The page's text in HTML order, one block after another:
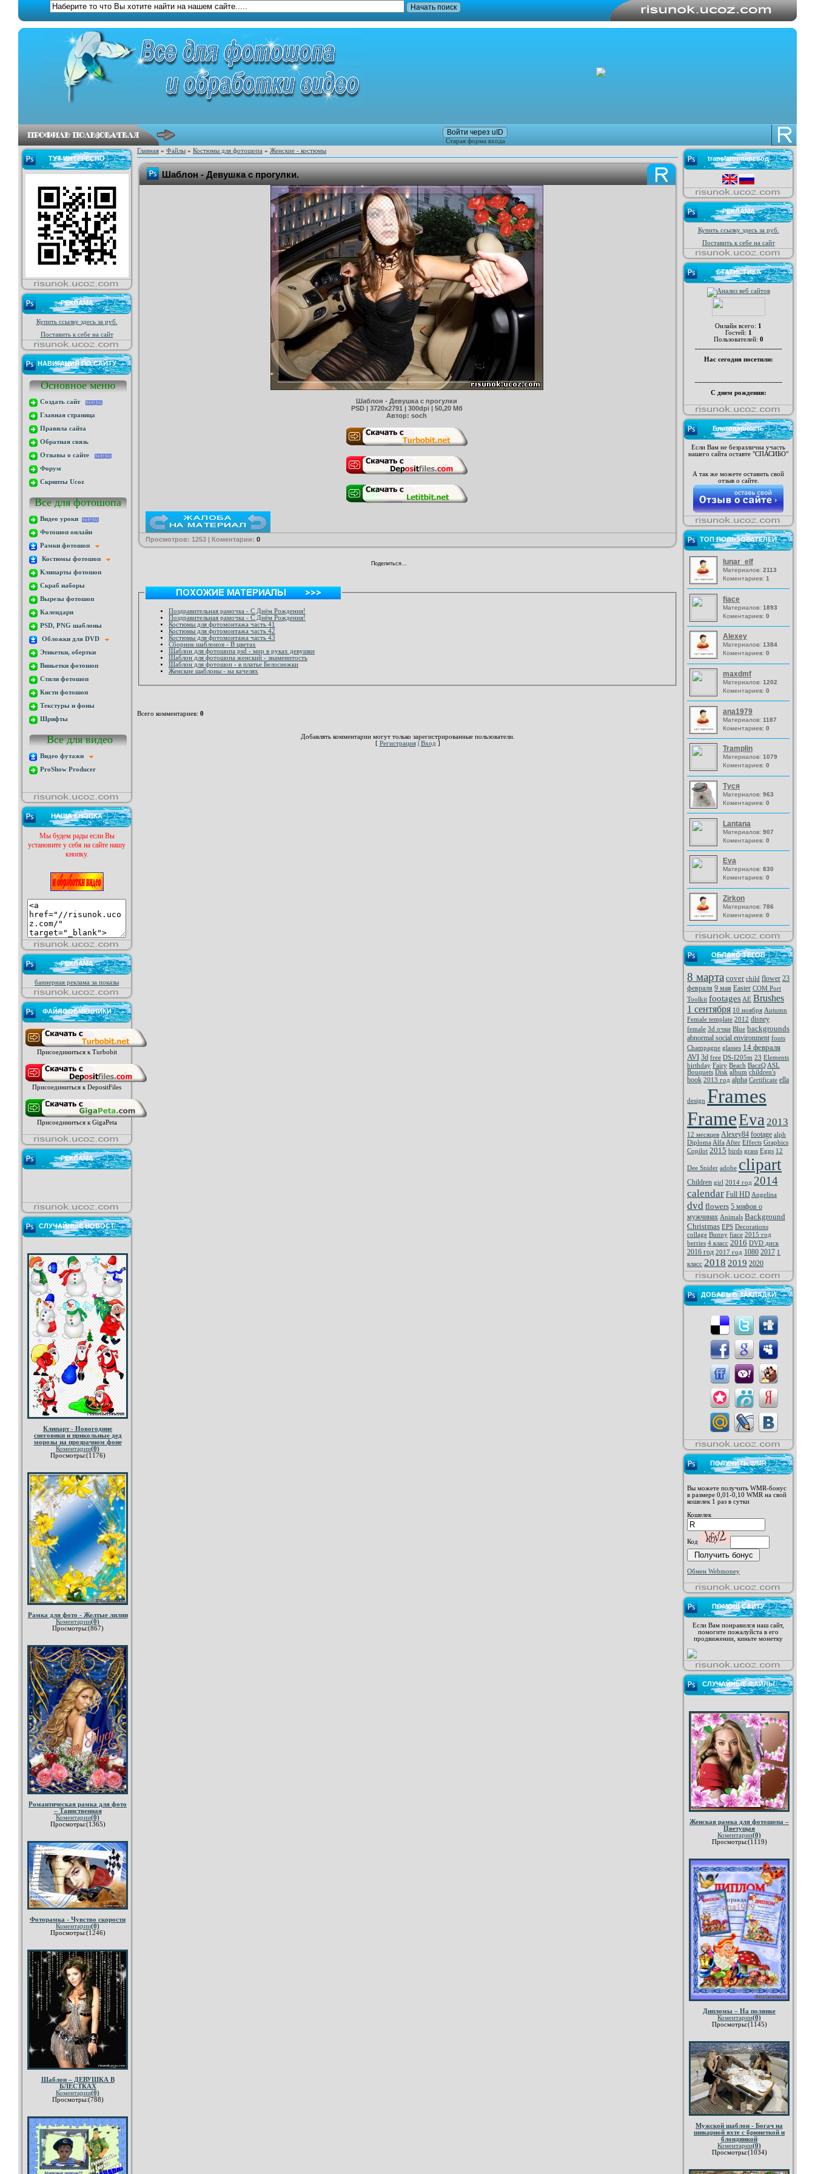
Войти через uID
Старая форма входа
ТУТ ИНТЕРЕСНО
РЕКЛАМА
Купить ссылку здесь за руб.
Поставить к себе на сайт
НАВИГАЦИЯ ПО САЙТУ
Основное меню
Создать сайт
Главная страница
Правила сайта
Обратная связь
Отзывы о сайте
Форум
Скрипты Ucoz
Все для фотошопа
Видео уроки
Фотошоп онлайн
Рамки фотошоп
Костюмы фотошоп
Клипарты фотошоп
Скраб наборы
Вырезы фотошоп
Календари
PSD, PNG шаблоны
Обложки для DVD
Этикетки, обертки
Виньетки фотошоп
Стили фотошоп
Кисти фотошоп
Текстуры и фоны
Шрифты
Все для видео
Видео футажи
ProShow Producer
НАША КНОПКА
Мы будем рады если Вы
установите у себя на сайте нашу
кнопку.
РЕКЛАМА
баннерная реклама за показы
ФАЙЛООБМЕННИКИ
Присоединиться к Turbobit
Присоединиться к DepositFiles
Присоединиться к GigaPeta
РЕКЛАМА
СЛУЧАЙНЫЕ НОВОСТ
Клипарт - Новогодние
снеговики и прикольные дед
морозы на прозрачном фоне
Коментарии(0)
Просмотры:(1176)
Рамка для фото - Желтые лилии
Коментарии(0)
Просмотры:(867)
Романтическая рамка для фото
– Таинственная
Коментарии(0)
Просмотры:(1365)
Фоторамка - Чувство скорости
Коментарии(0)
Просмотры:(1246)
Шаблон – ДЕВУШКА В
БЛЁСТКАХ
Коментарии(0)
Просмотры:(788)
Главная » Файлы » Костюмы для фотошопа » Женские - костюмы
Шаблон - Девушка с прогулки.
Шаблон - Девушка с прогулки
PSD | 3720x2791 | 300dpi | 50,20 Мб
Автор: soch
Просмотров: 1253 | Коментарии: 0
Поделиться…
Поздравительная рамочка - С Днём Рождения!
Поздравительная рамочка - С Днём Рождения!
Костюмы для фотомонтажа часть 41
Костюмы для фотомонтажа часть 42
Костюмы для фотомонтажа часть 43
Сборник шаблонов - В цветах
Шаблон для фотошопа psd - мир в руках девушки
Шаблон для фотошопа женский - знаменитость
Шаблон для фотошоп - в платье Белоснежки
Женские шаблоны - на качелях
Всего комментариев: 0
Добавлять комментарии могут только зарегистрированные пользователи.
[ Регистрация| Вход ]
translator/перевод
РЕКЛАМА
Купить ссылку здесь за руб.
Поставить к себе на сайт
СТАТИСТИКА
Онлайн всего: 1
Гостей: 1
Пользователей: 0
Нас сегодня посетили:
С днем рождения:
Благодарность
Если Вам не безразлична участь
нашего сайта оставте "СПАСИБО"
А так же можете оставить свой
отзыв о сайте.
ТОП ПОЛЬЗОВАТЕЛЕЙ
lunar_elf
Материалов: 2113
Коментариев: 1
fiace
Материалов: 1893
Коментариев: 0
Alexey
Материалов: 1384
Коментариев: 0
maxdmf
Материалов: 1202
Коментариев: 0
ana1979
Материалов: 1187
Коментариев: 0
Tramplin
Материалов: 1079
Коментариев: 0
Туся
Материалов: 963
Коментариев: 0
Lantana
Материалов: 907
Коментариев: 0
Eva
Материалов: 830
Коментариев: 0
Zirkon
Материалов: 786
Коментариев: 0
ОБЛАКО ТЕГОВ
8 марта cover child flower 23
февраля 9 мая Easter COM Port
Toolkit footages AE Brushes
1 сентября 10 ноября Autumn
Female template 2012 disney
female 3d очки Blue backgrounds
abnormal social environment fonts
Champagne glasses 14 февраля
AVI 3d free DS-I205m 23 Elements
birthday Fairy Beach BaczQ ASL
Bouquets Disk album children's
book 2013 год alpha Certificate ella
design Frames
FrameEva 2013
12 месяцев Alexey84 footage alph
Diploma Alfa After Effects Graphics
Copilot 2015 birds grass Eggs 12
Dee Snider adobe clipart
Children girl 2014 год 2014
calendar Full HD Angelina
dvd flowers 5 мифов о
мужчинах Animals Background
Christmas EPS Decorations
collage Bunny fiace 2015 год
berries 4 класс 2016 DVD диск
2016 год 2017 год 1080 2017 1
класс 2018 2019 2020
ДОБАВЬ В ЗАКЛАДКИ
ПОЛУЧИТЬ WMR
Вы можете получить WMR-бонус
в размере 0,01-0,10 WMR на свой
кошелек 1 раз в сутки
Кошелек
Код
Обмен Webmoney
ПОМОЩ САЙТУ
Если Вам понравился наш сайт,
помогите пожалуйста в его
продвижении, киньте монетку
СЛУЧАЙНЫЕ ФАЙЛЫ
Женская рамка для фотошопа –
Цветущая
Коментарии(0)
Просмотры:(1119)
Дипломы – На полянке
Коментарии(0)
Просмотры:(1145)
Мужской шаблон - Богач на
шикарной яхте с брюнеткой и
блондинкой
Коментарии(0)
Просмотры:(1034)